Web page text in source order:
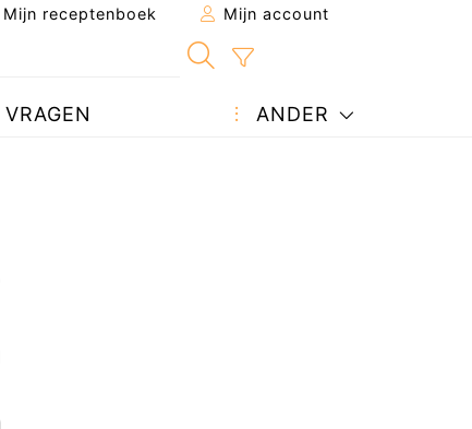
Mijn receptenboek Mijn account
VRAGEN ANDER